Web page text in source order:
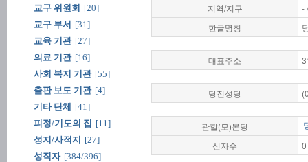
교구 위원회 [20]
교구 부서 [31]
교육 기관 [27]
의료 기관 [16]
사회 복지 기관 [55]
출판 보도 기관 [4]
기타 단체
[41]
피정/기도의 집 [11]
성지/사적지
[27]
성직자 [384/396]
지역/지구
-
한글명칭
대표주소
당진성당
관할(모)본당
신자수 0